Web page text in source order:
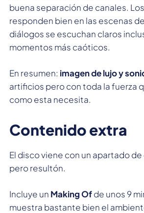
buena separación de canales.
responden bien en las escenas
diálogos se escuchan claros
momentos más caóticos.
En resumen: imagen de lujo y
artificios pero con toda la fuerza
como esta necesita.
Contenido extra
El disco viene con un apartado
pero resultón.
Incluye un Making Ofde unos 9
muestra bastante bien el